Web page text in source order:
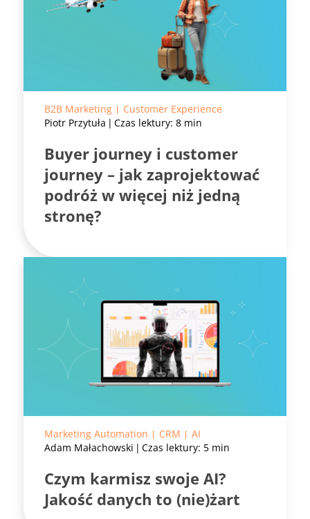
B2B Marketing
Customer Experience
Piotr Przytuła
Czas lektury: 8 min
Buyer journey i customer
journey – jak zaprojektować
podróż w więcej niż jedną
stronę?
Marketing Automation CRM
AI
Adam Małachowski
Czas lektury: 5 min
Czym karmisz swoje AI?
Jakość danych to (nie)żart